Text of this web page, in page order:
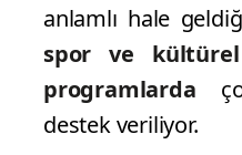
anlamlı hale
spor ve
programlarda
destek veriliyor.